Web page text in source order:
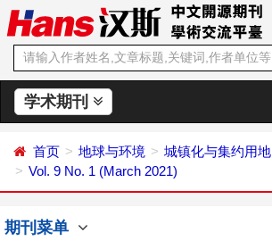
学术期刊
首页 地球与环境
城镇化与集约用地
Vol. 9 No. 1 (March 2021)
期刊菜单